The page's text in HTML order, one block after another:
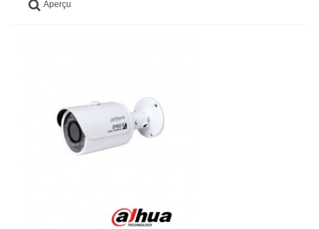
Aperçu